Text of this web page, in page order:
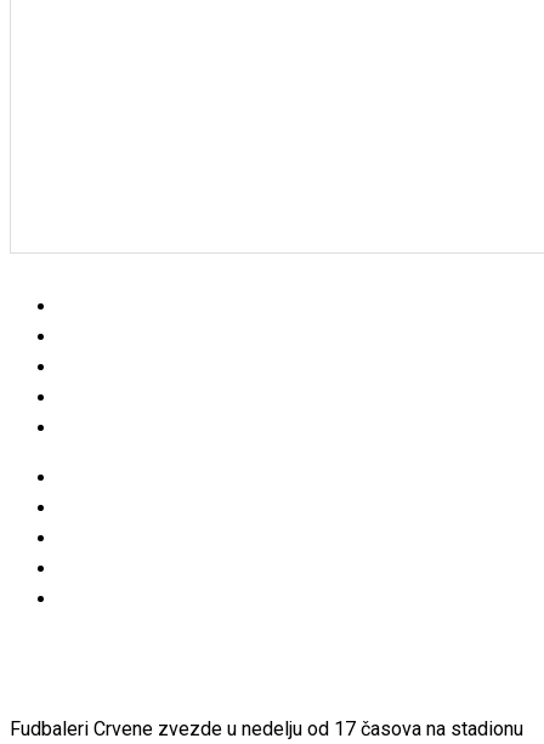
Fudbaleri Crvene zvezde u nedelju od 17 časova na stadionu